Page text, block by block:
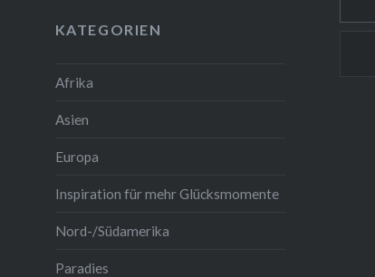
KATEGORIEN
Afrika
Asien
Europa
Inspiration für mehr Glücksmomente
Nord-/Südamerika
Paradies